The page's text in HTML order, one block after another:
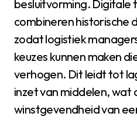
besluitvorming. Digitale
combineren historische
zodat logistiek
keuzes kunnen maken
verhogen. Dit leidt tot
inzet van middelen,
winstgevendheid van